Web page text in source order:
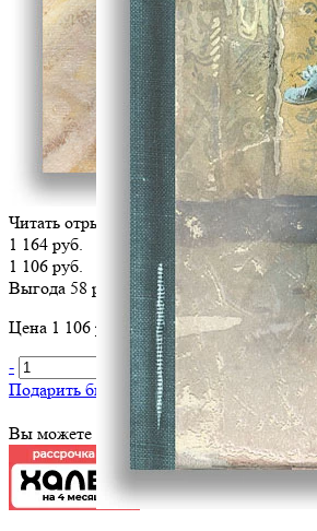
Читать отрывок
1 164 руб.
1 106 руб.
Выгода 58 руб.
Цена 1 106 руб. за 1 шт
-
+
В корзину
Подарить библиотеке?
Вы можете оплатить эту книгу картой